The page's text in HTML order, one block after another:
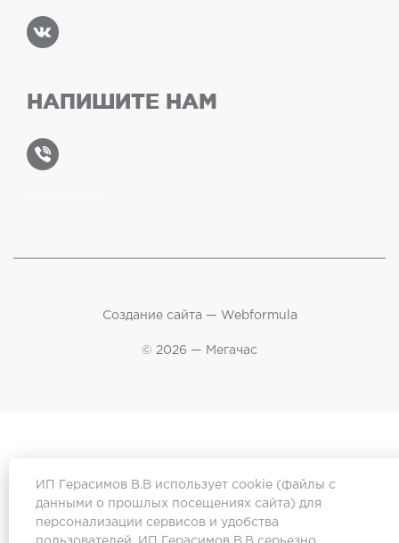
НАПИШИТЕ НАМ
Создание сайта — Webformula
© 2026 — Мегачас
ИП Герасимов В.В использует cookie (файлы с
данными о прошлых посещениях сайта) для
персонализации сервисов и удобства